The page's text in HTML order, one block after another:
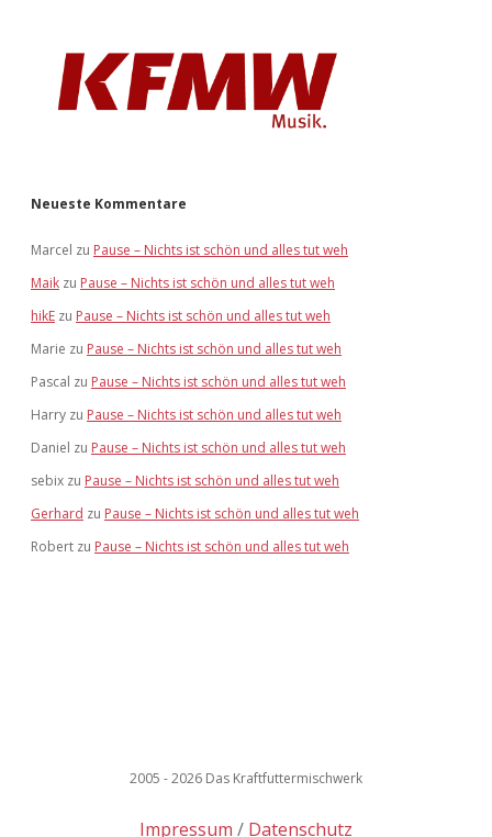
Neueste Kommentare
Marcel zu Pause – Nichts ist schön und alles tut weh
Maik zu Pause – Nichts ist schön und alles tut weh
hikE zu Pause – Nichts ist schön und alles tut weh
Marie zu Pause – Nichts ist schön und alles tut weh
Pascal zu Pause – Nichts ist schön und alles tut weh
Harry zu Pause – Nichts ist schön und alles tut weh
Daniel zu Pause – Nichts ist schön und alles tut weh
sebix zu Pause – Nichts ist schön und alles tut weh
Gerhard zu Pause – Nichts ist schön und alles tut weh
Robert zu Pause – Nichts ist schön und alles tut weh
2005 - 2026 Das Kraftfuttermischwerk
Impressum Datenschutz